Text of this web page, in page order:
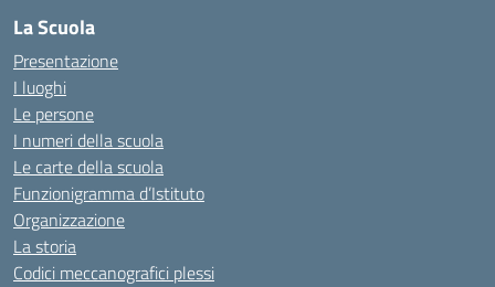
La Scuola
Presentazione
I luoghi
Le persone
I numeri della scuola
Le carte della scuola
Funzionigramma d’Istituto
Organizzazione
La storia
Codici meccanografici plessi